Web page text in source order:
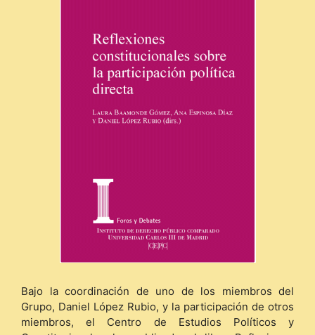
Bajo la coordinación de uno de los miembros del
Grupo, Daniel López Rubio, y la participación de otros
miembros, el Centro de Estudios Políticos y